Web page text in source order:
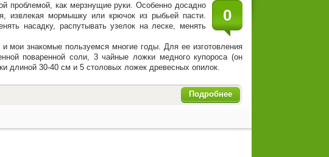
0
проблемой, как мерзнущие руки. Особенно досадно
извлекая мормышку или крючок из рыбьей пасти.
насадку, распутывать узелок на леске, менять
мои знакомые пользуемся многие годы. Для ее изготовления
поваренной соли, 3 чайные ложки медного купороса (он
длиной 30-40 см и 5 столовых ложек древесных опилок.
Подробнее